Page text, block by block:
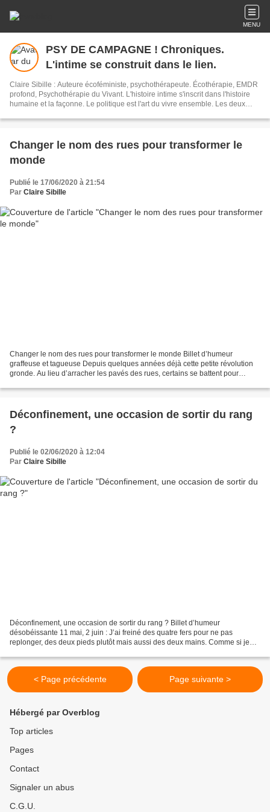
MENU
PSY DE CAMPAGNE ! Chroniques.
L'intime se construit dans le lien.
Claire Sibille : Auteure écoféministe, psychothérapeute. Écothérapie, EMDR
profond, Psychothérapie du Vivant. L'histoire intime s'inscrit dans l'histoire
humaine et la façonne. Le politique est l'art du vivre ensemble. Les deux
du monde. Newsletter : vous recevez mes articles une fois par mois environ.
Changer le nom des rues pour transformer le
monde
Publié le 17/06/2020 à 21:54
Par Claire Sibille
Changer le nom des rues pour transformer le monde Billet d’humeur
graffeuse et tagueuse Depuis quelques années déjà cette petite révolution
gronde. Au lieu d’arracher les pavés des rues, certains se battent pour
Déconfinement, une occasion de sortir du rang
?
Publié le 02/06/2020 à 12:04
Par Claire Sibille
Déconfinement, une occasion de sortir du rang ? Billet d’humeur
désobéissante 11 mai, 2 juin : J’ai freiné des quatre fers pour ne pas
replonger, des deux pieds plutôt mais aussi des deux mains. Comme si je
< Page précédente Page suivante >
Hébergé par Overblog
Top articles
Pages
Contact
Signaler un abus
C.G.U.